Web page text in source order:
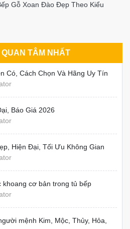
Gỗ Xoan Đào Đẹp Theo Kiểu
TÂM NHẤT
Có, Cách Chọn Và Hãng Uy Tín
Báo Giá 2026
Hiện Đại, Tối Ưu Không Gian
cơ bản trong tủ bếp
mệnh Kim, Mộc, Thủy, Hỏa,